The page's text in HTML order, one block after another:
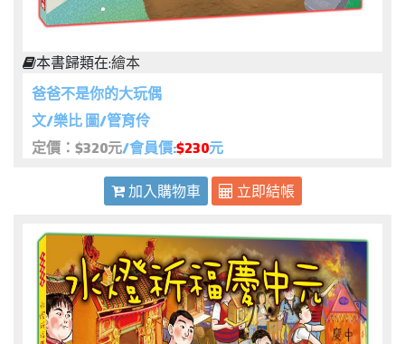
本書歸類在:繪本
爸爸不是你的大玩偶
文/樂比 圖/管育伶
定價：$320元/會員價:$230元
加入購物車
立即結帳